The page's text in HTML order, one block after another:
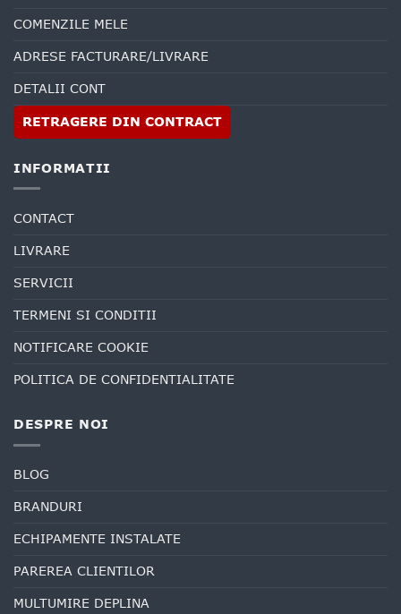
COMENZILE MELE
ADRESE FACTURARE/LIVRARE
DETALII CONT
RETRAGERE DIN CONTRACT
INFORMATII
CONTACT
LIVRARE
SERVICII
TERMENI SI CONDITII
NOTIFICARE COOKIE
POLITICA DE CONFIDENTIALITATE
DESPRE NOI
BLOG
BRANDURI
ECHIPAMENTE INSTALATE
PAREREA CLIENTILOR
MULTUMIRE DEPLINA